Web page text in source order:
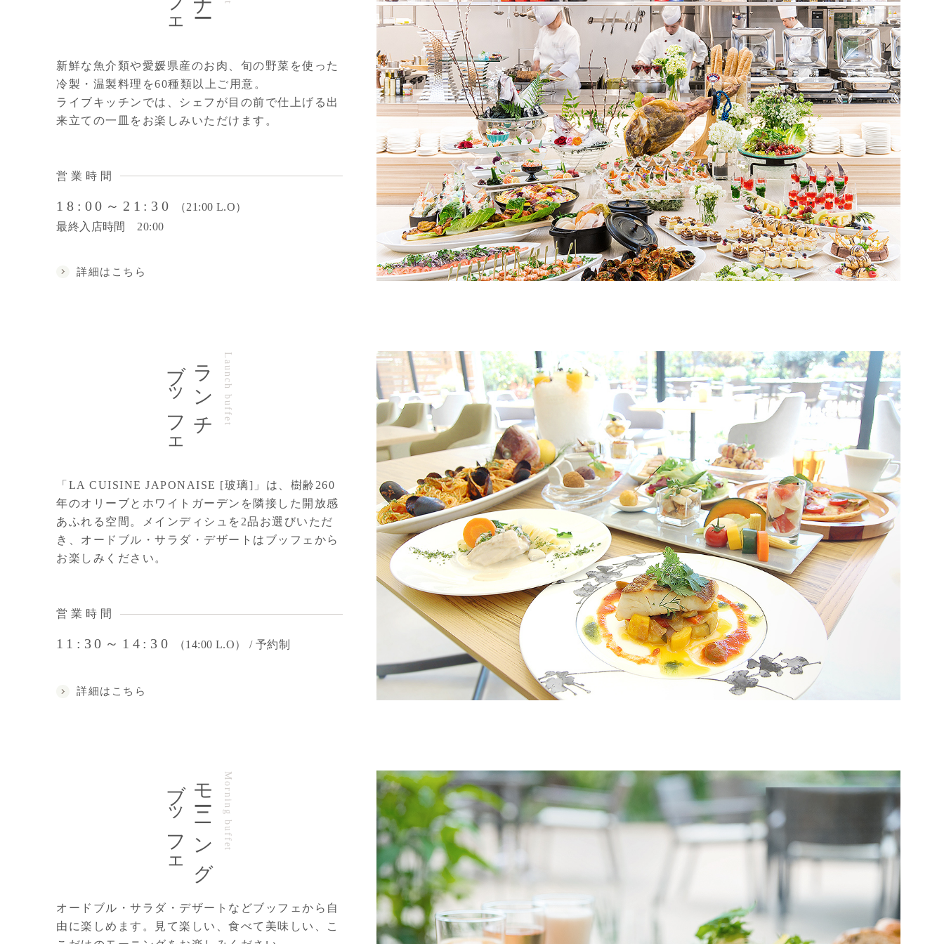
新鮮な魚介類や愛媛県産のお肉、旬の野菜を使った
冷製・温製料理を60種類以上ご用意。
ライブキッチンでは、シェフが目の前で仕上げる出
来立ての一皿をお楽しみいただけます。
営業時間
18:00～21:30
（21:00 L.O）
最終入店時間 20:00
詳細はこちら
ランチ
ブッフェ Launch buffet
「LA CUISINE JAPONAISE [玻璃]」は、樹齢260
年のオリーブとホワイトガーデンを隣接した開放感
あふれる空間。メインディシュを2品お選びいただ
き、オードブル・サラダ・デザートはブッフェから
お楽しみください。
営業時間
11:30～14:30 （14:00 L.O） / 予約制
詳細はこちら
モーニング
ブッフェ Morning buffet
オードブル・サラダ・デザートなどブッフェから自
由に楽しめます。見て楽しい、食べて美味しい、こ